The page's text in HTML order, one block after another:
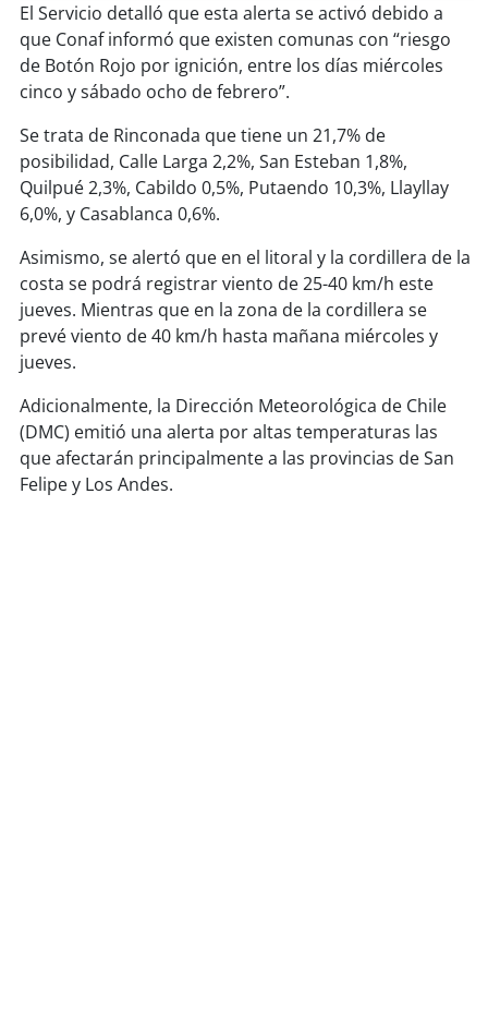
soyconcepción
soycoronel
arauco
soytemuco
soy
soyosorno
soypuertomontt
El Servicio detalló que esta alerta se activó debido a
que Conaf informó que existen comunas con “riesgo
de Botón Rojo por ignición, entre los días miércoles
cinco y sábado ocho de febrero”.
Se trata de Rinconada que tiene un 21,7% de
posibilidad, Calle Larga 2,2%, San Esteban 1,8%,
Quilpué 2,3%, Cabildo 0,5%, Putaendo 10,3%, Llayllay
6,0%, y Casablanca 0,6%.
Asimismo, se alertó que en el litoral y la cordillera de la
costa se podrá registrar viento de 25-40 km/h este
jueves. Mientras que en la zona de la cordillera se
prevé viento de 40 km/h hasta mañana miércoles y
jueves.
Adicionalmente, la Dirección Meteorológica de Chile
(DMC) emitió una alerta por altas temperaturas las
que afectarán principalmente a las provincias de San
Felipe y Los Andes.